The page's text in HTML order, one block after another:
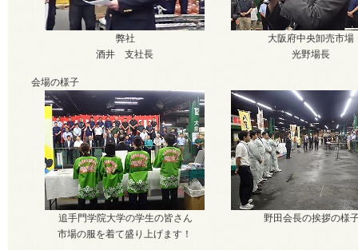
弊社
酒井 支社長
大阪府中央卸売市場
光野場長
会場の様子
追手門学院大学の学生の皆さん
市場の服を着て盛り上げます！
野田会長の挨拶の様